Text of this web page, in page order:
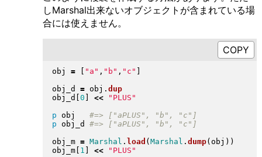
しMarshal出来ないオブジェクトが含まれている場
合には使えません。
obj = " a " , " b " , " c "
obj_d = obj . dup
obj_d
0 << " PLUS "
p obj
p obj_d
obj_m = Marshal . load ( Marshal . dump( obj ) )
obj_m[ 1 << " PLUS "